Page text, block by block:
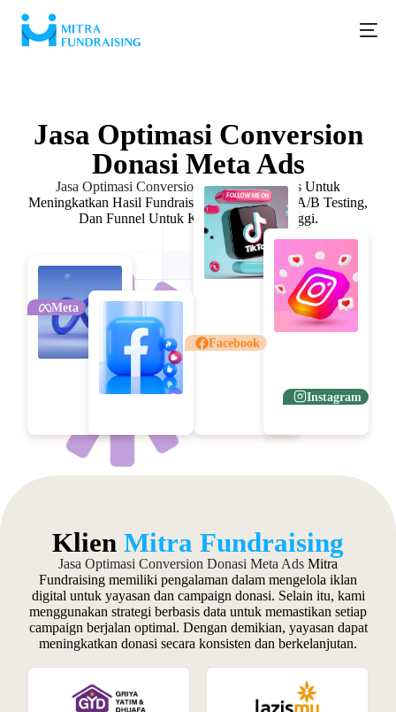
Jasa Optimasi Conversion
Donasi Meta Ads
Jasa Optimasi Conversion Donasi Meta Ads Untuk
Meningkatkan Hasil Fundraising. Analisa Data, A/B Testing,
Dan Funnel Untuk Konversi Lebih Tinggi.
Meta
Instagram
Facebook
Klien Mitra Fundraising
Jasa Optimasi Conversion Donasi Meta Ads Mitra
Fundraising memiliki pengalaman dalam mengelola iklan
digital untuk yayasan dan campaign donasi. Selain itu, kami
menggunakan strategi berbasis data untuk memastikan setiap
campaign berjalan optimal. Dengan demikian, yayasan dapat
meningkatkan donasi secara konsisten dan berkelanjutan.